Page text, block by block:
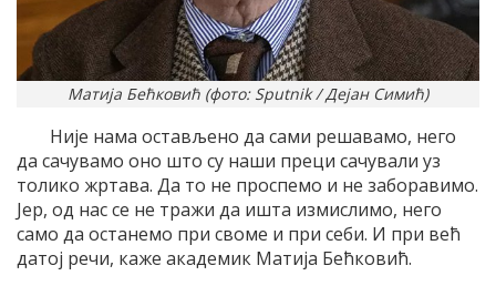
Матија Бећковић (фото: Sputnik / Дејан Симић)
Није нама остављено да сами решавамо, него
да сачувамо оно што су наши преци сачували уз
толико жртава. Да то не проспемо и не заборавимо.
Јер, од нас се не тражи да ишта измислимо, него
само да останемо при своме и при себи. И при већ
датој речи, каже академик Матија Бећковић.